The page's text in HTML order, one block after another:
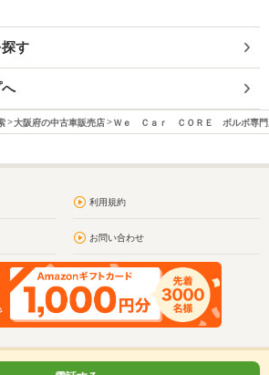
す
大阪府の中古車販売店 Ｗｅ Ｃａｒ ＣＯＲＥ ボルボ専門
利用規約
お問い合わせ